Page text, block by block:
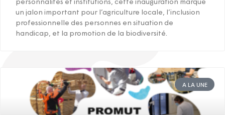
un jalon important pour l’agriculture locale, l’inclusion
professionnelle des personnes en situation de
handicap, et la promotion de la biodiversité.
A LA UNE